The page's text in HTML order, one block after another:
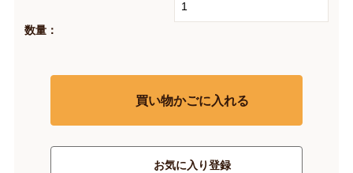
数量：
買い物かごに入れる
お気に入り登録